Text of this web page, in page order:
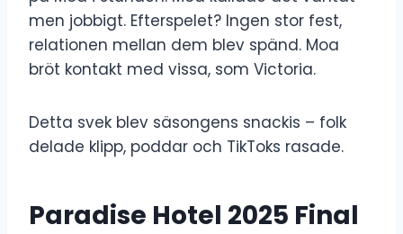
men jobbigt. Efterspelet? Ingen stor fest,
relationen mellan dem blev spänd. Moa
bröt kontakt med vissa, som Victoria.
Detta svek blev säsongens snackis – folk
delade klipp, poddar och TikToks rasade.
Paradise Hotel 2025 Final